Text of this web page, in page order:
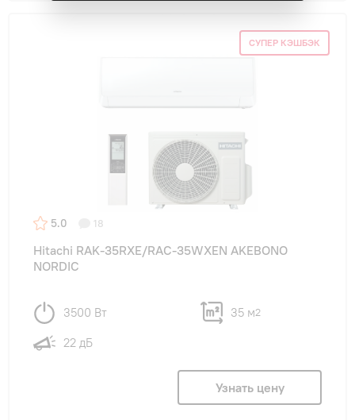
СУПЕР КЭШБЭК
5.0 18
Hitachi RAK-35RXE/RAC-35WXEN AKEBONO
NORDIC
3500 Вт 35 м2
22 дБ
Узнать цену